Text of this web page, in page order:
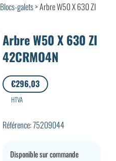
Blocs-galets> Arbre W50 X 630 ZI
Arbre W50 X 630 ZI
42CRMO4N
€296,03
HTVA
Référence: 75209044
Disponible sur commande